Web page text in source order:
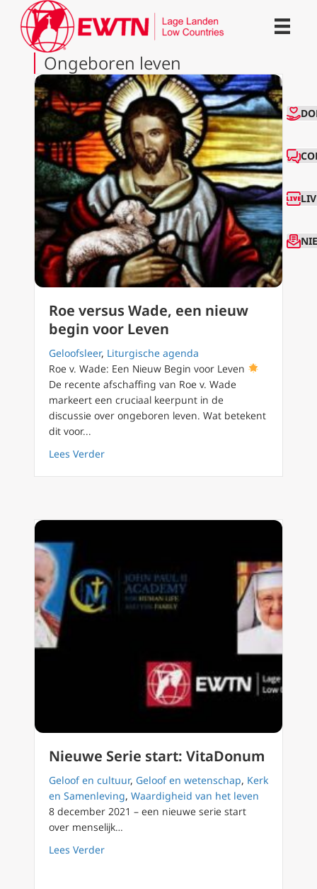
Ongeboren leven
Roe versus Wade, een nieuw
begin voor Leven
Geloofsleer, Liturgische agenda
Roe v. Wade: Een Nieuw Begin voor Leven
De recente afschaffing van Roe v. Wade
markeert een cruciaal keerpunt in de
discussie over ongeboren leven. Wat betekent
dit voor...
Lees Verderabout Roe versus Wade, een nieuw begin
Nieuwe Serie start: VitaDonum
Geloof en cultuur, Geloof en wetenschap, Kerk
en Samenleving, Waardigheid van het leven
8 december 2021 – een nieuwe serie start
over menselijk…
Lees Verderabout Nieuwe Serie start: VitaDonum